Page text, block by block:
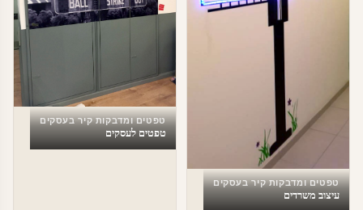
טפטים ומדבקות קיר בעסקים
עיצוב משרדים
טפטים ומדבקות קיר בעסקים
טפטים לעסקים